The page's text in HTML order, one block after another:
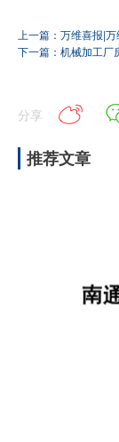
上一篇：万维喜报|
下一篇：机械加工厂
分享
推荐文章